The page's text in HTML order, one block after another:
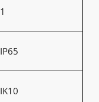
1
IP65
IK10